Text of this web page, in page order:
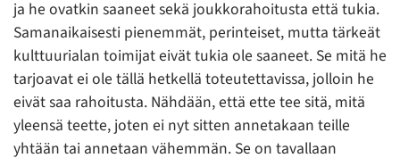
ja he ovatkin saaneet sekä joukkorahoitusta että tukia.
Samanaikaisesti pienemmät, perinteiset, mutta tärkeät
kulttuurialan toimijat eivät tukia ole saaneet. Se mitä he
tarjoavat ei ole tällä hetkellä toteutettavissa, jolloin he
eivät saa rahoitusta. Nähdään, että ette tee sitä, mitä
yleensä teette, joten ei nyt sitten annetakaan teille
yhtään tai annetaan vähemmän. Se on tavallaan